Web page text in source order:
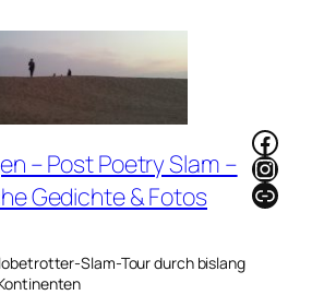
– Post Poetry Slam –
Gedichte & Fotos
Slam-Tour durch bislang
Link